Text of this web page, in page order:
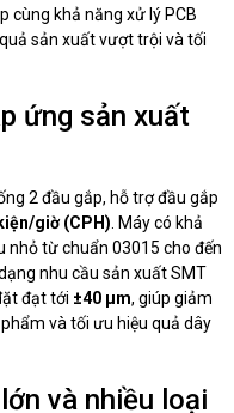
cùng khả năng xử lý PCB
sản xuất vượt trội và tối
ứng sản xuất
2 đầu gắp, hỗ trợ đầu gắp
giờ (CPH) . Máy có khả
nhỏ từ chuẩn 03015 cho đến
nhu cầu sản xuất SMT
đạt tới ±40 μm, giúp giảm
và tối ưu hiệu quả dây
và nhiều loại